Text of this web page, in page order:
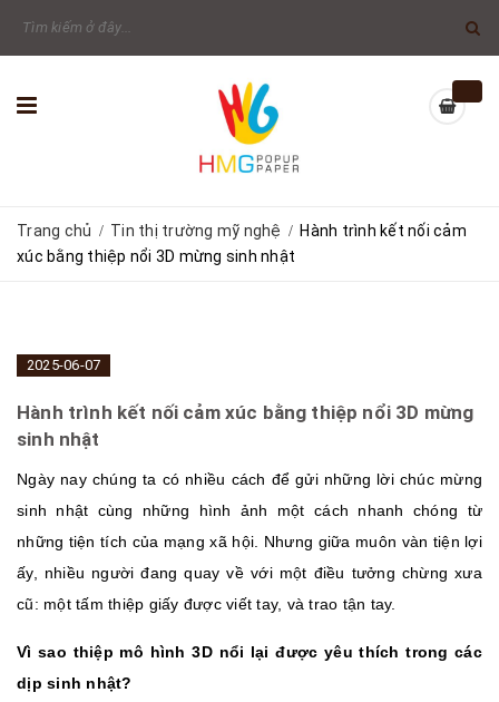
Trang chủ / Tin thị trường mỹ nghệ / Hành trình kết nối cảm
xúc bằng thiệp nổi 3D mừng sinh nhật
2025-06-07
Hành trình kết nối cảm xúc bằng thiệp nổi 3D mừng
sinh nhật
Ngày nay chúng ta có nhiều cách để gửi những lời chúc mừng
sinh nhật cùng những hình ảnh một cách nhanh chóng từ
những tiện tích của mạng xã hội. Nhưng giữa muôn vàn tiện lợi
ấy, nhiều người đang quay về với một điều tưởng chừng xưa
cũ: một tấm thiệp giấy được viết tay, và trao tận tay.
Vì sao thiệp mô hình 3D nổi lại được yêu thích trong các
dịp sinh nhật?